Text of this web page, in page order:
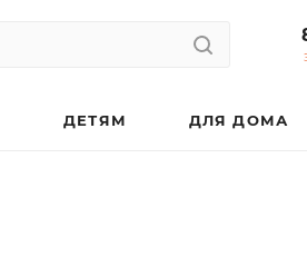
ДЕТЯМ ДЛЯ ДОМА